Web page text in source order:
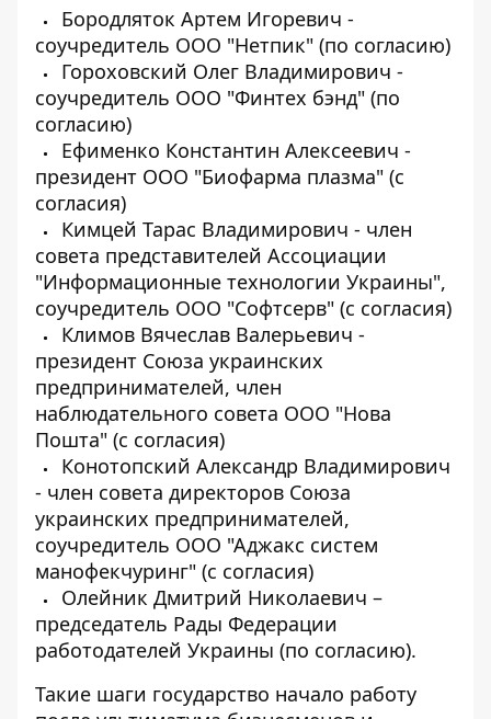
Бородляток Артем Игоревич -
соучредитель ООО "Нетпик" (по согласию)
Гороховский Олег Владимирович -
соучредитель ООО "Финтех бэнд" (по
согласию)
Ефименко Константин Алексеевич -
президент ООО "Биофарма плазма" (с
согласия)
Кимцей Тарас Владимирович - член
совета представителей Ассоциации
"Информационные технологии Украины",
соучредитель ООО "Софтсерв" (с согласия)
Климов Вячеслав Валерьевич -
президент Союза украинских
предпринимателей, член
наблюдательного совета ООО "Нова
Пошта" (с согласия)
Конотопский Александр Владимирович
- член совета директоров Союза
украинских предпринимателей,
соучредитель ООО "Аджакс систем
манофекчуринг" (с согласия)
Олейник Дмитрий Николаевич –
председатель Рады Федерации
работодателей Украины (по согласию).
Такие шаги государство начало работу